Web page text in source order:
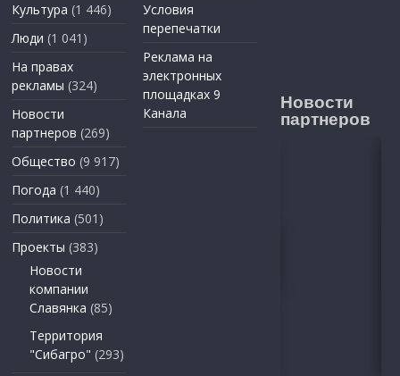
Культура (1 446)
Люди (1 041)
На правах
рекламы (324)
Новости
партнеров (269)
Общество (9 917)
Погода (1 440)
Политика (501)
Проекты (383)
Новости
компании
Славянка (85)
Территория
"Сибагро" (293)
Условия
перепечатки
Реклама на
электронных
площадках 9
Канала
Новости
партнеров